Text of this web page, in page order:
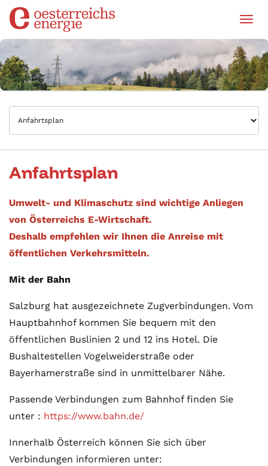
Anfahrtsplan
Umwelt- und Klimaschutz sind wichtige Anliegen
von Österreichs E-Wirtschaft.
Deshalb empfehlen wir Ihnen die Anreise mit
öffentlichen Verkehrsmitteln.
Mit der Bahn
Salzburg hat ausgezeichnete Zugverbindungen. Vom
Hauptbahnhof kommen Sie bequem mit den
öffentlichen Buslinien 2 und 12 ins Hotel. Die
Bushaltestellen Vogelweiderstraße oder
Bayerhamerstraße sind in unmittelbarer Nähe.
Passende Verbindungen zum Bahnhof finden Sie
unter : https://www.bahn.de/
Innerhalb Österreich können Sie sich über
Verbindungen informieren unter: